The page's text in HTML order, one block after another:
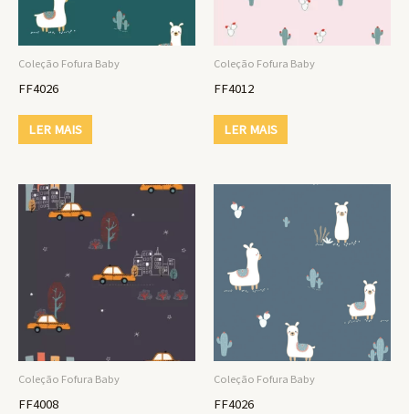
Coleção Fofura Baby
FF4026
LER MAIS
Coleção Fofura Baby
FF4012
LER MAIS
Coleção Fofura Baby
FF4008
Coleção Fofura Baby
FF4026